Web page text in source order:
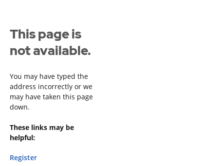
This page is
not available.
You may have typed the
address incorrectly or we
may have taken this page
down.
These links may be
helpful:
Register